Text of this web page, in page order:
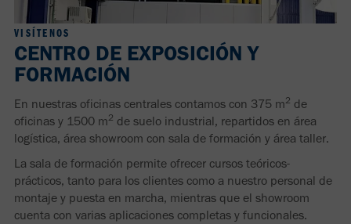
VISÍTENOS
CENTRO DE EXPOSICIÓN Y
FORMACIÓN
En nuestras oficinas centrales contamos con 375 m2 de
oficinas y 1500 m2 de suelo industrial, repartidos en área
logística, área showroom con sala de formación y área taller.
La sala de formación permite ofrecer cursos teóricos-
prácticos, tanto para los clientes como a nuestro personal de
montaje y puesta en marcha, mientras que el showroom
cuenta con varias aplicaciones completas y funcionales.